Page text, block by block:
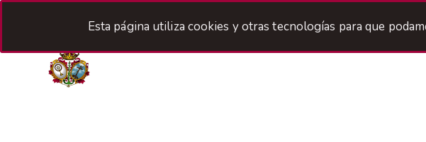
Esta página utiliza cookies y otras tecnologías para que